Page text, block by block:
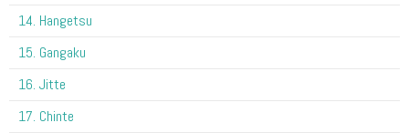
14. Hangetsu
15. Gangaku
16. Jitte
17. Chinte